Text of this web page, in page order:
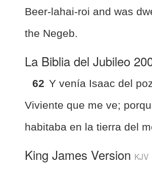
Beer-lahai-roi and was
the Negeb.
La Biblia del Jubileo
62 Y venía Isaac del
Viviente que me ve;
habitaba en la tierra del
King James Version KJV